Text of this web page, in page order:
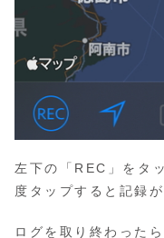
左下の「REC」をタ
度タップすると記録
ログを取り終わった